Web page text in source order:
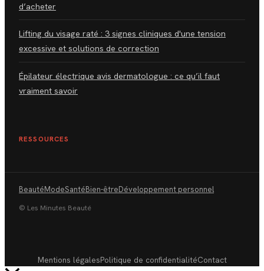
d’acheter
Lifting du visage raté : 3 signes cliniques d'une tension
excessive et solutions de correction
Épilateur électrique avis dermatologue : ce qu’il faut
vraiment savoir
RESSOURCES
BeautéModeSantéBien-êtreDéveloppement personnel
© Les Minutes Beauté
Mentions légalesPolitique de confidentialitéContact